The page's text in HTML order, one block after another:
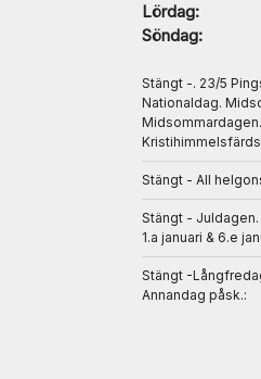
Lördag:
Söndag:
Stängt -. 23/5
Nationaldag.
Stängt - All
Stängt -
1.a januari & 6.e
Stängt -
Annandag påsk.: